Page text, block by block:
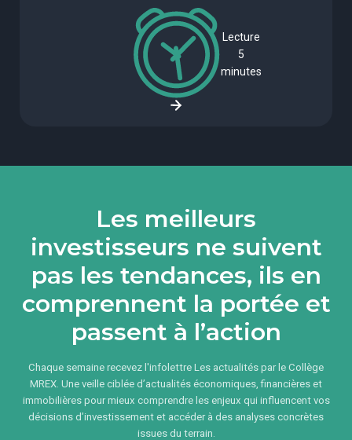
Lecture
5
minutes
Les meilleurs
investisseurs ne suivent
pas les tendances, ils en
comprennent la portée et
passent à l’action
Chaque semaine recevez l'infolettre Les actualités par le Collège
MREX. Une veille ciblée d’actualités économiques, financières et
immobilières pour mieux comprendre les enjeux qui influencent vos
décisions d’investissement et accéder à des analyses concrètes
issues du terrain.